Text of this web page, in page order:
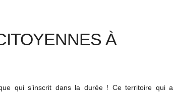
À
qui s’inscrit dans la durée ! Ce territoire qui a